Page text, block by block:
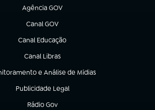
Agência GOV
(abre em nova aba)
Canal GOV
(abre em nova aba)
Canal Educação
(abre em nova aba)
Canal Libras
(abre em nova aba)
e Análise de Mídias
em nova aba)
Publicidade Legal
(abre em nova aba)
Rádio Gov
(abre em nova aba)